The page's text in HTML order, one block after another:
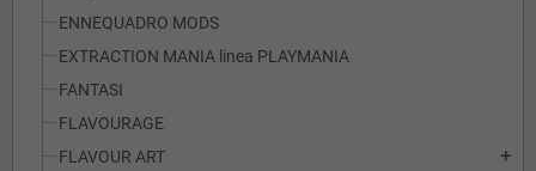
ENNEQUADRO MODS
EXTRACTION MANIA linea PLAYMANIA
FANTASI
FLAVOURAGE
FLAVOUR ART
add